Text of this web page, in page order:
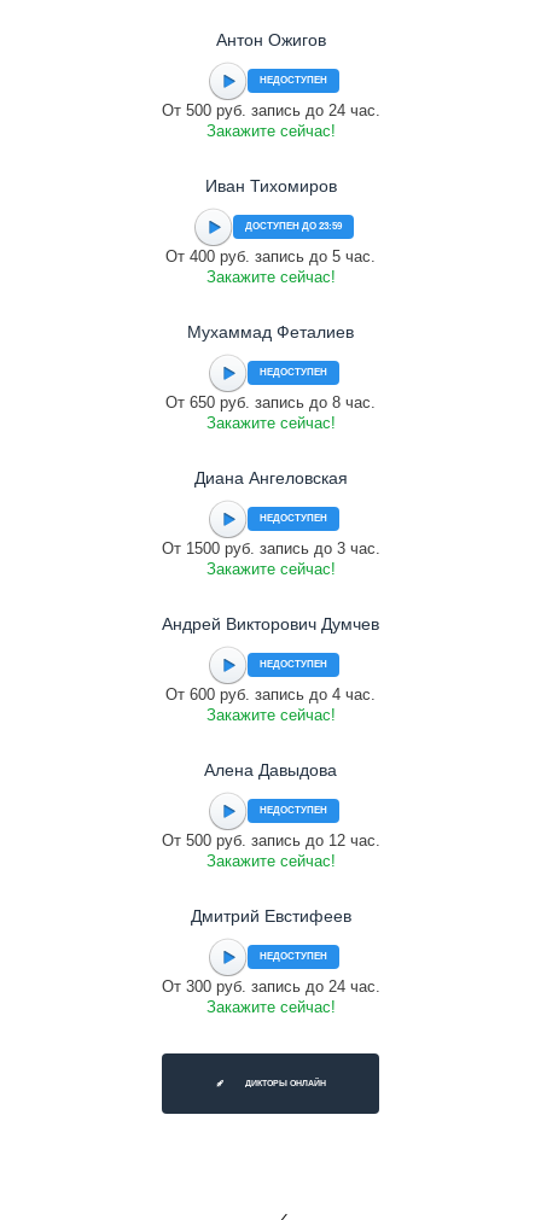
Антон Ожигов
НЕДОСТУПЕН
От 500 руб. запись до 24 час.
Закажите сейчас!
Иван Тихомиров
ДОСТУПЕН ДО 23:59
От 400 руб. запись до 5 час.
Закажите сейчас!
Мухаммад Феталиев
НЕДОСТУПЕН
От 650 руб. запись до 8 час.
Закажите сейчас!
Диана Ангеловская
НЕДОСТУПЕН
От 1500 руб. запись до 3 час.
Закажите сейчас!
Андрей Викторович Думчев
НЕДОСТУПЕН
От 600 руб. запись до 4 час.
Закажите сейчас!
Алена Давыдова
НЕДОСТУПЕН
От 500 руб. запись до 12 час.
Закажите сейчас!
Дмитрий Евстифеев
НЕДОСТУПЕН
От 300 руб. запись до 24 час.
Закажите сейчас!
ДИКТОРЫ ОНЛАЙН